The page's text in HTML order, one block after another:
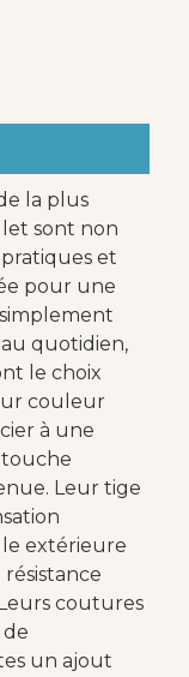
la plus
sont non
et
pour une
quotidien,
le choix
couleur
à une
Leur tige
extérieure
coutures
un ajout